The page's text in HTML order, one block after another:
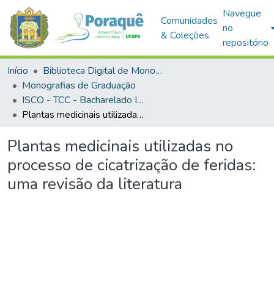
Comunidades
& Coleções
Navegue
no
repositório
Início
Biblioteca Digital de Monografias (BDM)
Monografias de Graduação
ISCO - TCC - Bacharelado Interdisciplinar em Saúde
Plantas medicinais utilizadas no processo de cicatrização de feridas: uma revisão da literatura
Plantas medicinais utilizadas no
processo de cicatrização de feridas:
uma revisão da literatura